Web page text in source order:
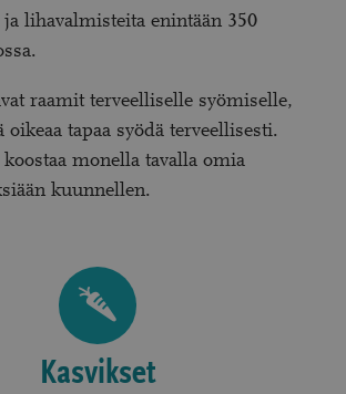
lihavalmisteita enintään 350
raamit terveelliselle syömiselle,
tapaa syödä terveellisesti.
monella tavalla omia
kuunnellen.
Kasvikset